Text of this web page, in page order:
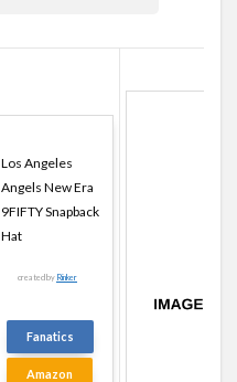
Los Angeles
Angels New Era
9FIFTY Snapback
Hat
created by Rinker
Fanatics
Amazon